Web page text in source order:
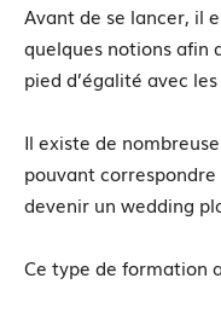
Avant de se lancer, il
quelques notions afin
pied d’égalité avec
Il existe de
pouvant
devenir un wedding
Ce type de formation